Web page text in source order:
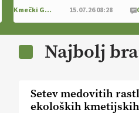
Kmečki Glas 15.07.26 08:28
Najbolj
Setev medovitih
ekoloških